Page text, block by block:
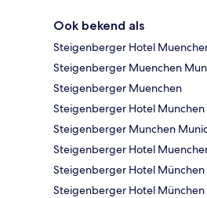
Ook bekend als
Steigenberger Hotel
Steigenberger Muenchen
Steigenberger Muenchen
Steigenberger Hotel Munchen
Steigenberger Munchen
Steigenberger Hotel
Steigenberger Hotel München
Steigenberger Hotel